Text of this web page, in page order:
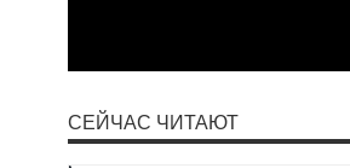
СЕЙЧАС ЧИТАЮТ